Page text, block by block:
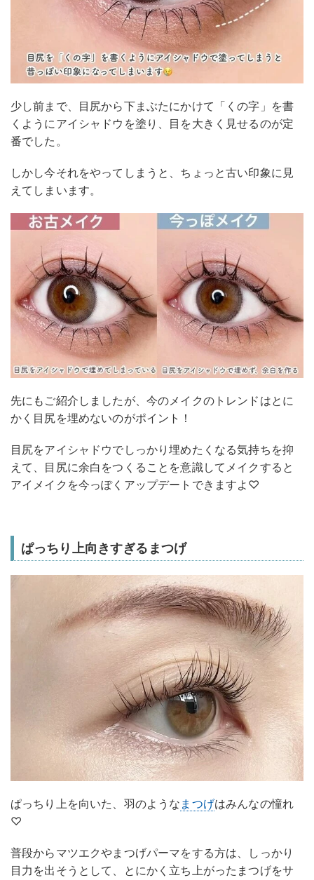
少し前まで、目尻から下まぶたにかけて「くの字」を書
くようにアイシャドウを塗り、目を大きく見せるのが定
番でした。
しかし今それをやってしまうと、ちょっと古い印象に見
えてしまいます。
先にもご紹介しましたが、今のメイクのトレンドはとに
かく目尻を埋めないのがポイント！
目尻をアイシャドウでしっかり埋めたくなる気持ちを抑
えて、目尻に余白をつくることを意識してメイクすると
アイメイクを今っぽくアップデートできますよ♡
ぱっちり上向きすぎるまつげ
ぱっちり上を向いた、羽のような まつげはみんなの憧れ
♡
普段からマツエクやまつげパーマをする方は、しっかり
目力を出そうとして、とにかく立ち上がったまつげをサ